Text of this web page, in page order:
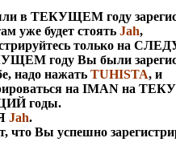
в ТЕКУЩЕМ году
уже будет стоять Jah,
только на
году Вы были
надо нажать TUHISTA, и
на IMAN на
годы.
Jah.
что Вы успешно